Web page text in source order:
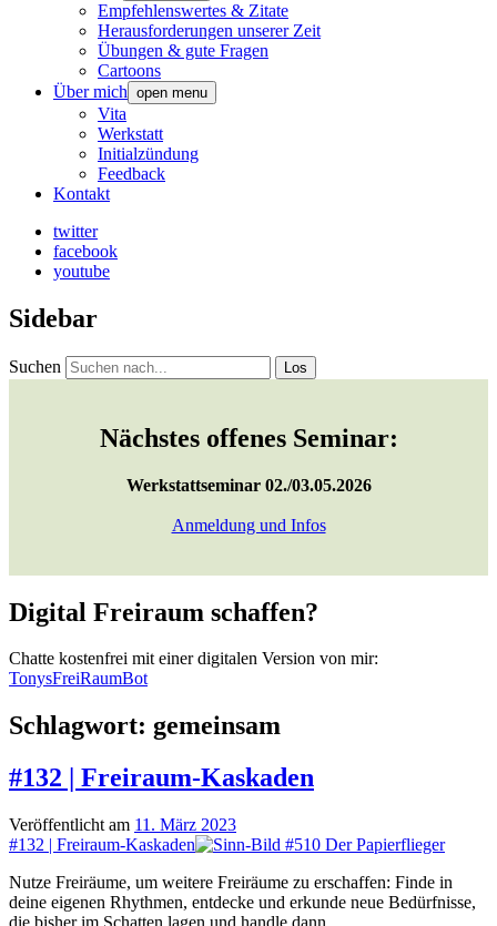
Empfehlenswertes & Zitate
Herausforderungen unserer Zeit
Übungen & gute Fragen
Cartoons
Über mich open menu
Vita
Werkstatt
Initialzündung
Feedback
Kontakt
twitter
facebook
youtube
Sidebar
Suchen
Nächstes offenes Seminar:
Werkstattseminar 02./03.05.2026
Anmeldung und Infos
Digital Freiraum schaffen?
Chatte kostenfrei mit einer digitalen Version von mir:
TonysFreiRaumBot
Schlagwort: gemeinsam
#132 | Freiraum-Kaskaden
Veröffentlicht am 11. März 2023
#132 | Freiraum-Kaskaden
Nutze Freiräume, um weitere Freiräume zu erschaffen: Finde in
deine eigenen Rhythmen, entdecke und erkunde neue Bedürfnisse,